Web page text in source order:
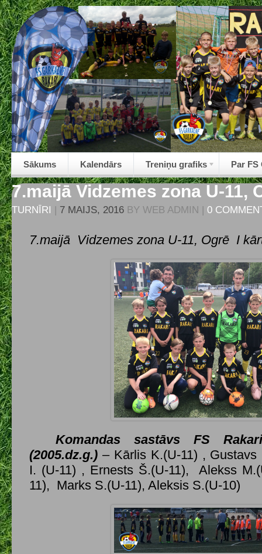
Sākums Kalendārs Treniņu grafiks Par FS
7.maijā Vidzemes zona U-11,
TURNĪRI | 7 MAIJS, 2016 BY WEB ADMIN | 0
7.maijā Vidzemes zona U-11, Ogrē I
Komandas sastāvs FS
(2005.dz.g.) – Kārlis K.(U-11) ,
I. (U-11) , Ernests Š.(U-11), Alekss
11), Marks S.(U-11), Aleksis S.(U-10)